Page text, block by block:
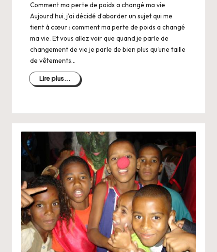
Comment ma perte de poids a changé ma vie
Aujourd’hui, j’ai décidé d’aborder un sujet qui me
tient à cœur : comment ma perte de poids a changé
ma vie. Et vous allez voir que quand je parle de
changement de vie je parle de bien plus qu’une taille
de vêtements…
Lire plus...